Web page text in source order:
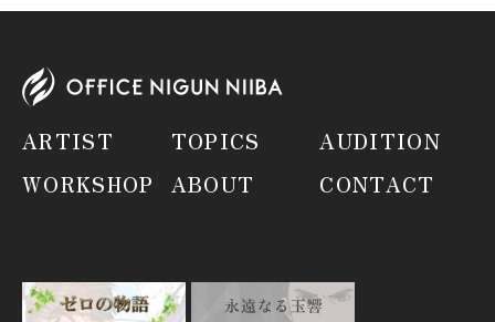
ARTIST TOPICS
AUDITION
WORKSHOP
ABOUT CONTACT